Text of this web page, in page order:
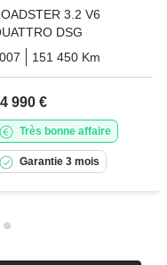
Essence
3.2 V6
DSG
151 450 Km
990 €
Très bonne affaire
Garantie 3 mois